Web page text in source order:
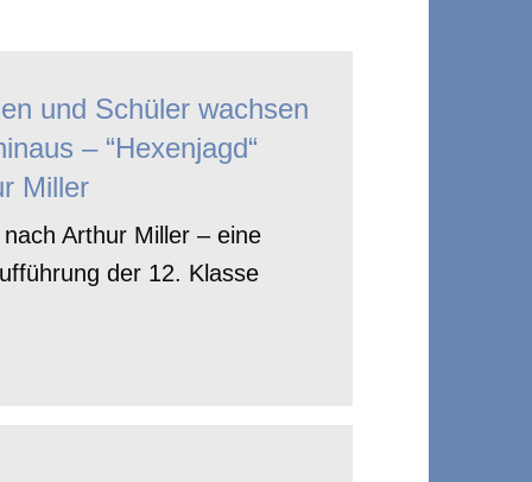
und Schüler wachsen
– “Hexenjagd“
Miller
nach Arthur Miller – eine
der 12. Klasse